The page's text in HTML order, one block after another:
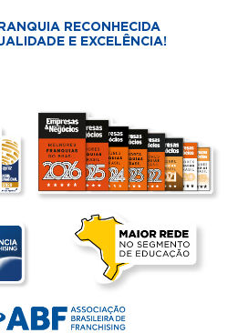
RECONHECIDA
E EXCELÊNCIA!